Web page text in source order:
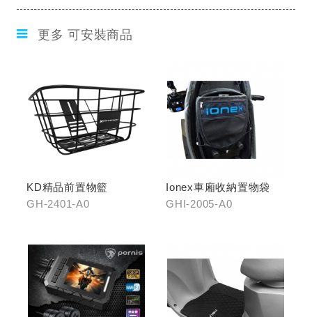
更多 可安裝商品
KD精品前置物籃
GH-2401-A0
Ionex車廂收納置物袋
GHI-2005-A0